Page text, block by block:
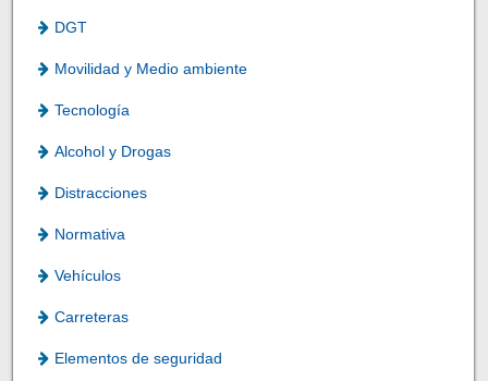
DGT
Movilidad y Medio ambiente
Tecnología
Alcohol y Drogas
Distracciones
Normativa
Vehículos
Carreteras
Elementos de seguridad